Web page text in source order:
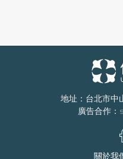
地址：台北市中
廣告合作：
關於我